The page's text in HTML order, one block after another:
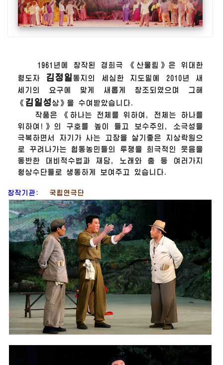
1961년에 창작된 경희극 《산울림》은 위대한
령도자
김정일동지의 세심한 지도밑에 2010년 새
세기의 요구에 맞게 새롭게 창조되였으며 그해
《 김일성상》을 수여받았습니다.
작품은 《하나는 전체를 위하여, 전체는 하나를
위하여!》의 구호를 높이 들고 보수주의, 소극성을
극복하면서 자기가 사는 고장을 살기좋은 지상락원으
로 꾸려나가는 협동농민들의 투쟁을 희극적인 웃음을
동반한 대비적수법과 재담, 노래와 춤 등 여러가지
형상수단들로 생동하게 보여주고 있습니다.
창작기관: 국립연극단